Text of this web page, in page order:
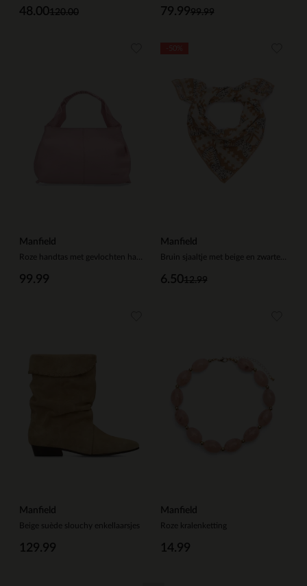
120.00
48.00 99.99
79.99
Manfield
99.99
Manfield
12.99
6.50
Manfield
Beige suède slouchy enkellaarsjes
129.99
Manfield
Roze kralenketting
14.99